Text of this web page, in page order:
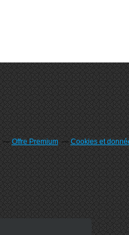
Offre Premium
Cookies et